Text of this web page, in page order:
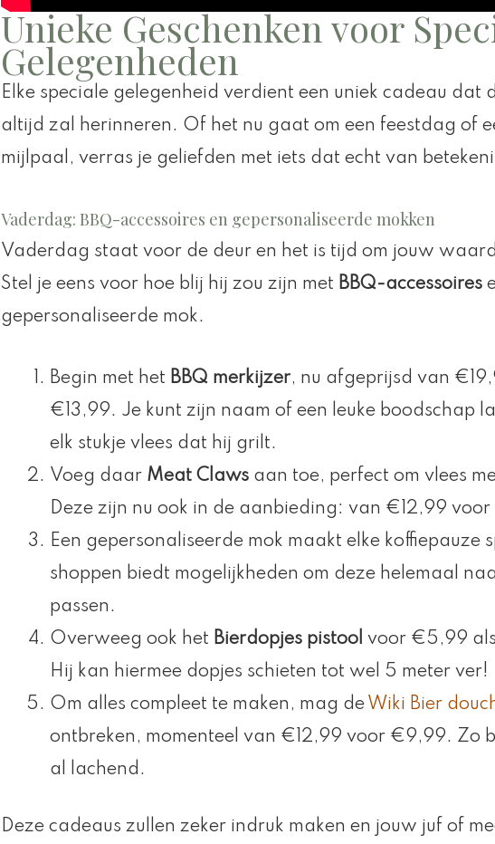
Unieke Geschenken voor
Gelegenheden
Elke speciale gelegenheid verdient een uniek cadeau dat
altijd zal herinneren. Of het nu gaat om een feestdag of
mijlpaal, verras je geliefden met iets dat echt van
Vaderdag: BBQ-accessoires en gepersonaliseerde mokken
Vaderdag staat voor de deur en het is tijd om jouw
Stel je eens voor hoe blij hij zou zijn met BBQ-accessoires
gepersonaliseerde mok.
Begin met het BBQ merkijzer, nu afgeprijsd van
€13,99. Je kunt zijn naam of een leuke boodschap
elk stukje vlees dat hij grilt.
Voeg daar Meat Claws aan toe, perfect om vlees
Deze zijn nu ook in de aanbieding: van €12,99
Een gepersonaliseerde mok maakt elke koffiepauze
shoppen biedt mogelijkheden om deze helemaal
passen.
Overweeg ook het Bierdopjes pistool voor €5,99
Hij kan hiermee dopjes schieten tot wel 5 meter ver!
Om alles compleet te maken, mag de Wiki Bier
ontbreken, momenteel van €12,99 voor €9,99. Zo
al lachend.
Deze cadeaus zullen zeker indruk maken en jouw juf of